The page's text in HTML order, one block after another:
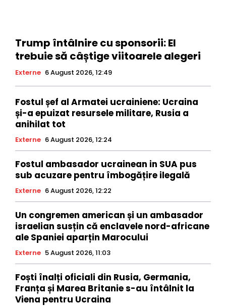
Trump întâlnire cu sponsorii: El
trebuie să câștige viitoarele alegeri
Externe 6 August 2026, 12:49
Fostul șef al Armatei ucrainiene: Ucraina
și-a epuizat resursele militare, Rusia a
anihilat tot
Externe 6 August 2026, 12:24
Fostul ambasador ucrainean in SUA pus
sub acuzare pentru îmbogățire ilegală
Externe 6 August 2026, 12:22
Un congremen american și un ambasador
israelian susțin că enclavele nord-africane
ale Spaniei aparțin Marocului
Externe 5 August 2026, 11:03
Foști înalți oficiali din Rusia, Germania,
Franța și Marea Britanie s-au întâlnit la
Viena pentru Ucraina